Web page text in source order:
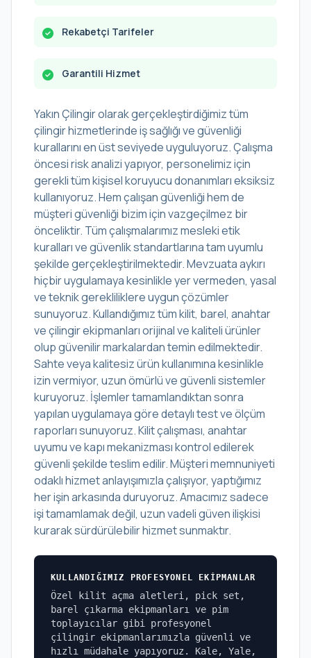
Rekabetçi Tarifeler
Garantili Hizmet
Yakın Çilingir olarak gerçekleştirdiğimiz tüm
çilingir hizmetlerinde iş sağlığı ve güvenliği
kurallarını en üst seviyede uyguluyoruz. Çalışma
öncesi risk analizi yapıyor, personelimiz için
gerekli tüm kişisel koruyucu donanımları eksiksiz
kullanıyoruz. Hem çalışan güvenliği hem de
müşteri güvenliği bizim için vazgeçilmez bir
önceliktir. Tüm çalışmalarımız mesleki etik
kuralları ve güvenlik standartlarına tam uyumlu
şekilde gerçekleştirilmektedir. Mevzuata aykırı
hiçbir uygulamaya kesinlikle yer vermeden, yasal
ve teknik gerekliliklere uygun çözümler
sunuyoruz. Kullandığımız tüm kilit, barel, anahtar
ve çilingir ekipmanları orijinal ve kaliteli ürünler
olup güvenilir markalardan temin edilmektedir.
Sahte veya kalitesiz ürün kullanımına kesinlikle
izin vermiyor, uzun ömürlü ve güvenli sistemler
kuruyoruz. İşlemler tamamlandıktan sonra
yapılan uygulamaya göre detaylı test ve ölçüm
raporları sunuyoruz. Kilit çalışması, anahtar
uyumu ve kapı mekanizması kontrol edilerek
güvenli şekilde teslim edilir. Müşteri memnuniyeti
odaklı hizmet anlayışımızla çalışıyor, yaptığımız
her işin arkasında duruyoruz. Amacımız sadece
işi tamamlamak değil, uzun vadeli güven ilişkisi
kurarak sürdürülebilir hizmet sunmaktır.
KULLANDIĞIMIZ PROFESYONEL EKIPMANLAR
Özel kilit açma aletleri, pick set,
barel çıkarma ekipmanları ve pim
toplayıcılar gibi profesyonel
çilingir ekipmanlarımızla güvenli ve
hızlı müdahale yapıyoruz. Kale, Yale,